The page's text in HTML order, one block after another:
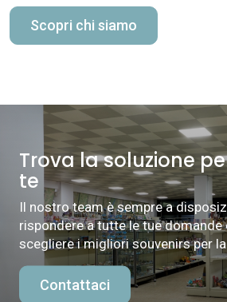
Scopri chi siamo
Trova la soluzione
te
Il nostro team è sempre a
rispondere a tutte le tue domande
scegliere i migliori souvenirs per
Contattaci